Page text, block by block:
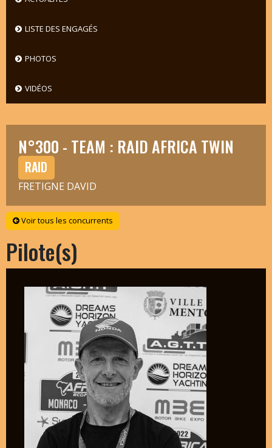
LISTE DES ENGAGÉS
PHOTOS
VIDÉOS
N°300 - TEAM : RAID AFRICA TWIN
RAID
FRETIGNE DAVID
Voir tous les concurrents
Pilote(s)